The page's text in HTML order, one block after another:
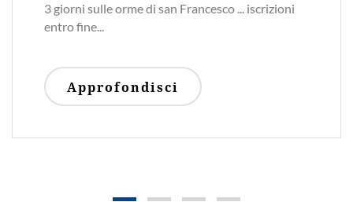
Quest'anno conosciamo 3 figure STRAordinarie-
San Francesco- Vittorio...
Approfondisci